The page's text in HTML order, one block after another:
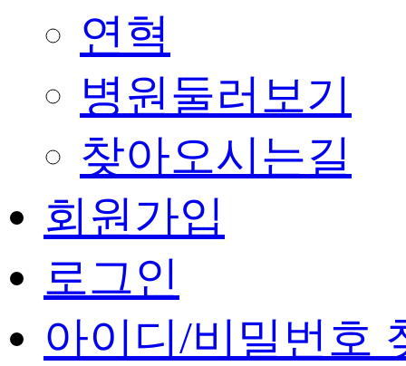
연혁
병원둘러보기
찾아오시는길
회원가입
로그인
아이디/비밀번호